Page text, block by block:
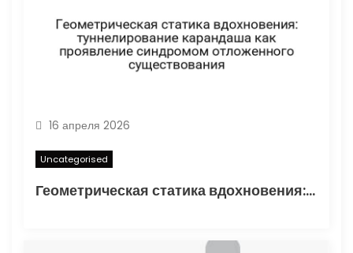
16 апреля 2026
Uncategorised
Геометрическая статика вдохновения: туннелирование карандаша как проявление синдромом отложенного существования